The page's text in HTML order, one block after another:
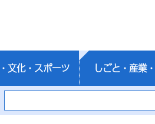
文化・スポーツ しごと・産業